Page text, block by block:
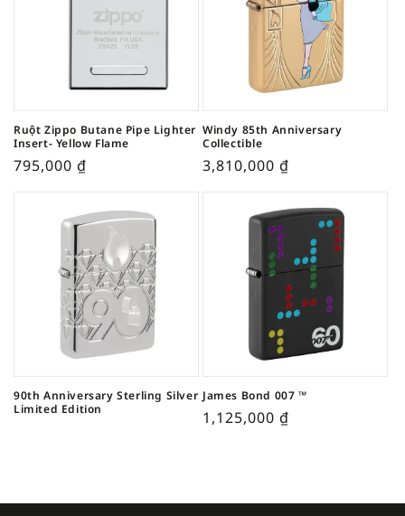
Ruột Zippo Butane Pipe Lighter
Insert- Yellow Flame
795,000 ₫
Windy 85th Anniversary
Collectible
3,810,000 ₫
90th Anniversary Sterling Silver
Limited Edition
James Bond 007 ™
1,125,000 ₫